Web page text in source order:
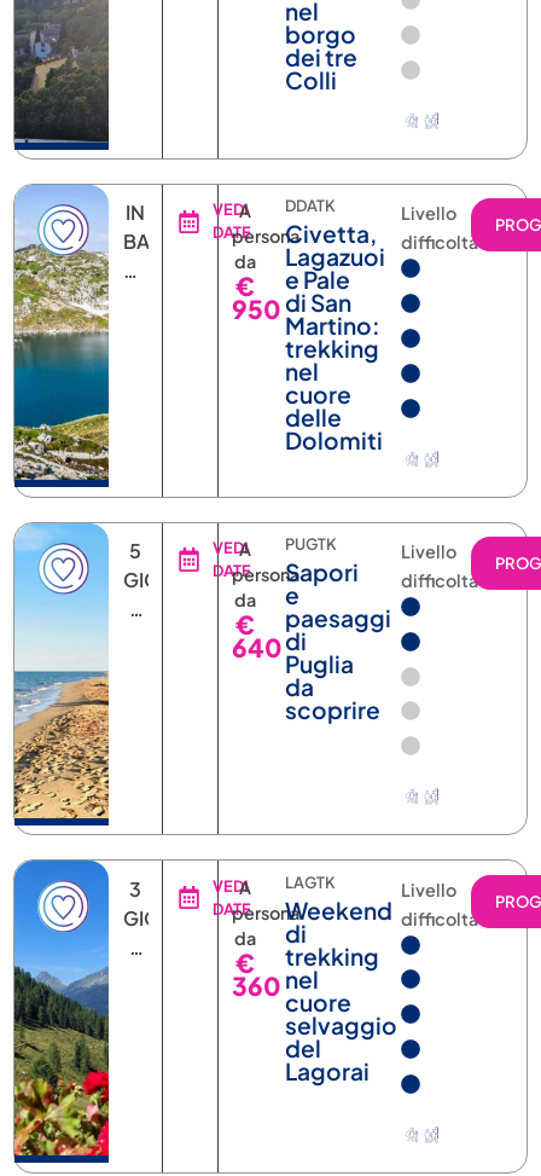
nel
borgo
dei tre
Colli
IN
BASE
ALLA
VEDI
DATE
A
persona
da
€
950
DDATK
Civetta,
Lagazuoi
e Pale
di San
Martino:
trekking
nel
cuore
delle
Dolomiti
Livello
difficoltà
5
GIORNI
4
VEDI
DATE
A
persona
da
€
640
PUGTK
Sapori
e
paesaggi
di
Puglia
da
scoprire
Livello
difficoltà
3
GIORNI
2
VEDI
DATE
A
persona
da
€
360
LAGTK
Weekend
di
trekking
nel
cuore
selvaggio
del
Lagorai
Livello
difficoltà